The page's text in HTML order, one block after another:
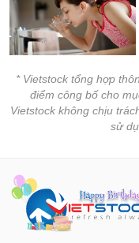
* Vietstock tổng hợp
điểm công bố cho
Vietstock không chịu
sử